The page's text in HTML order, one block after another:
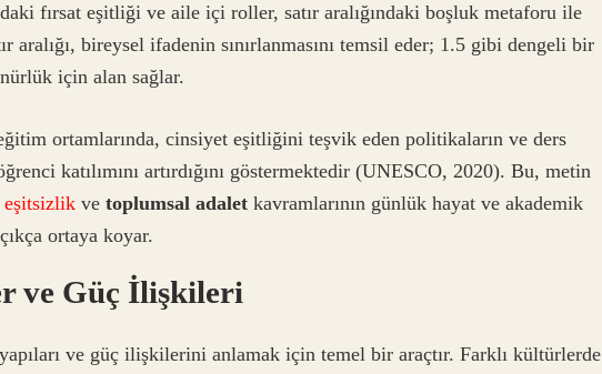
fırsat eşitliği ve aile içi roller, satır aralığındaki boşluk metaforu ile
aralığı, bireysel ifadenin sınırlanmasını temsil eder; 1.5 gibi dengeli bir
için alan sağlar.
ortamlarında, cinsiyet eşitliğini teşvik eden politikaların ve ders
katılımını artırdığını göstermektedir (UNESCO, 2020). Bu, metin
eşitsizlik ve toplumsal adalet kavramlarının günlük hayat ve akademik
ortaya koyar.
ve Güç İlişkileri
ve güç ilişkilerini anlamak için temel bir araçtır. Farklı kültürlerde